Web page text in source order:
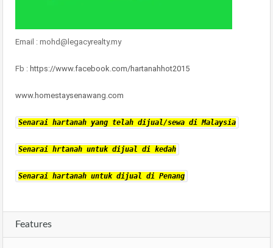
Email : mohd@legacyrealty.my
Fb : https://www.facebook.com/hartanahhot2015
www.homestaysenawang.com
Senarai hartanah yang telah dijual/sewa di Malaysia
Senarai hrtanah untuk dijual di kedah
Senarai hartanah untuk dijual di Penang
Features